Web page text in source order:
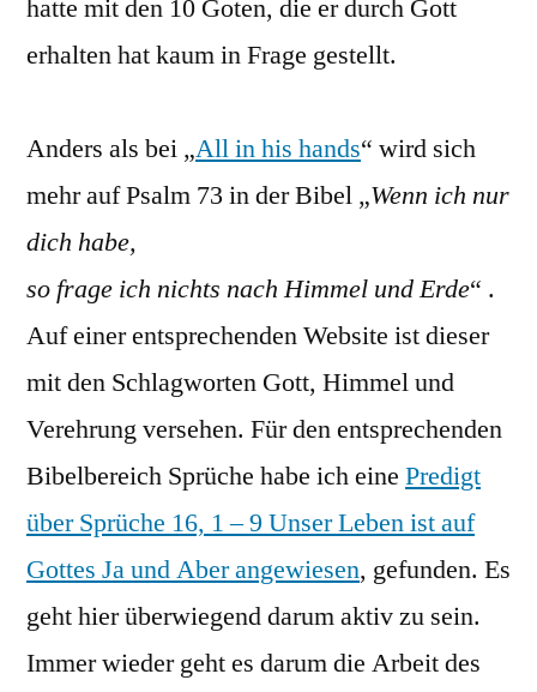
hatte mit den 10 Goten, die er durch Gott
erhalten hat kaum in Frage gestellt.
Anders als bei „All in his hands“ wird sich
mehr auf Psalm 73 in der Bibel „Wenn ich nur
dich habe,
so frage ich nichts nach Himmel und Erde“ .
Auf einer entsprechenden Website ist dieser
mit den Schlagworten Gott, Himmel und
Verehrung versehen. Für den entsprechenden
Bibelbereich Sprüche habe ich eine Predigt
über Sprüche 16, 1 – 9 Unser Leben ist auf
Gottes Ja und Aber angewiesen, gefunden. Es
geht hier überwiegend darum aktiv zu sein.
Immer wieder geht es darum die Arbeit des